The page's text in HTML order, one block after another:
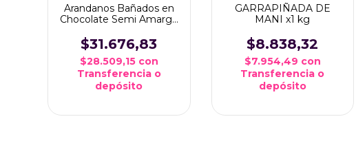
Arandanos Bañados en
Chocolate Semi Amargo
$31.676,83
$28.509,15 con
Transferencia o
depósito
GARRAPIÑADA DE
MANI x1 kg
$8.838,32
$7.954,49 con
Transferencia o
depósito